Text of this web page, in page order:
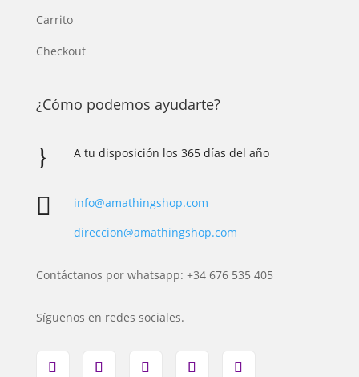
Carrito
Checkout
¿Cómo podemos ayudarte?
} A tu disposición los 365 días del año

info@amathingshop.com
direccion@amathingshop.com
Contáctanos por whatsapp: +34 676 535 405
Síguenos en redes sociales.